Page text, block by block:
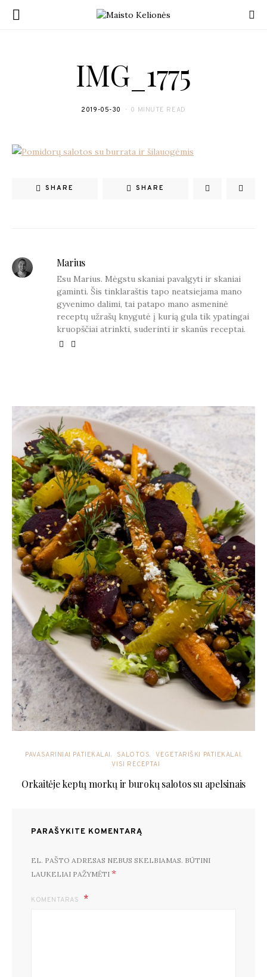
IMG_1775
2019-05-30 0 MINUTE READ
SHARE SHARE
Marius
Esu Marius. Mėgstu skaniai pavalgyti ir skaniai
gaminti. Šis tinklaraštis tapo neatsiejama mano
gyvenimo dalimi, tai patapo mano asmeninė
receptų užrašų knygutė į kurią gula tik ypatingai
kruopščiai atrinkti, suderinti ir skanūs receptai.
PAVASARINIAI PATIEKALAI SALOTOS
VEGETARIŠKI PATIEKALAI
VISI RECEPTAI
Orkaitėje keptų morkų ir burokų salotos su apelsinais
PARAŠYKITE KOMENTARĄ
EL. PAŠTO ADRESAS NEBUS SKELBIAMAS. BŪTINI
LAUKELIAI PAŽYMĖTI *
KOMENTARAS